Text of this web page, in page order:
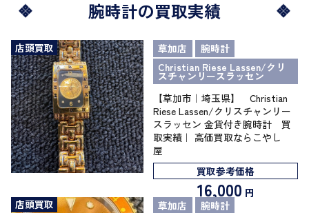
腕時計の買取実績
店頭買取 草加店
腕時計
Christian Riese Lassen/クリ
スチャンリースラッセン
【草加市｜埼玉県】 Christian
Riese Lassen/クリスチャンリー
スラッセン 金貨付き腕時計 買
取実績｜ 高価買取ならこやし
屋
買取参考価格
16,000 円
店頭買取
草加店
腕時計